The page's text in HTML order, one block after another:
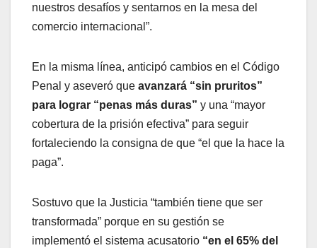
nuestros desafíos y sentarnos en la mesa del
comercio internacional”.
En la misma línea, anticipó cambios en el Código
Penal y aseveró que avanzará “sin pruritos”
para lograr “penas más duras” y una “mayor
cobertura de la prisión efectiva” para seguir
fortaleciendo la consigna de que “el que la hace la
paga”.
Sostuvo que la Justicia “también tiene que ser
transformada” porque en su gestión se
implementó el sistema acusatorio “en el 65% del